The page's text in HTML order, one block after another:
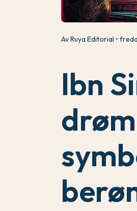
Av Ruya Editorial
Ibn